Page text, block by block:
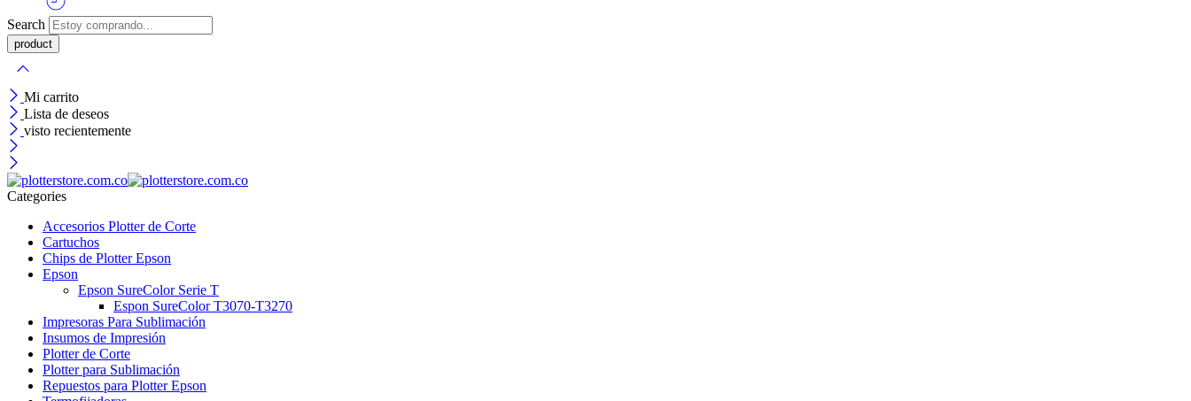
Search
Mi carrito
Lista de deseos
visto recientemente
Categories
Accesorios Plotter de Corte
Cartuchos
Chips de Plotter Epson
Epson
Epson SureColor Serie T
Espon SureColor T3070-T3270
Impresoras Para Sublimación
Insumos de Impresión
Plotter de Corte
Plotter para Sublimación
Repuestos para Plotter Epson